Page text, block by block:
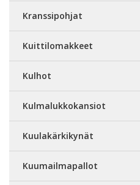
Kranssipohjat
Kuittilomakkeet
Kulhot
Kulmalukkokansiot
Kuulakärkikynät
Kuumailmapallot